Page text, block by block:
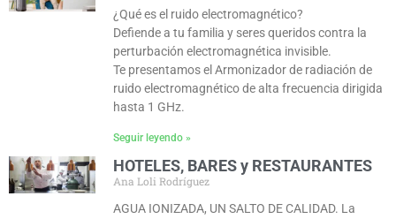
¿Qué es el ruido electromagnético?
Defiende a tu familia y seres queridos contra la
perturbación electromagnética invisible.
Te presentamos el Armonizador de radiación de
ruido electromagnético de alta frecuencia dirigida
hasta 1 GHz.
Seguir leyendo »
HOTELES, BARES y RESTAURANTES
Ana Loli Rodríguez
AGUA IONIZADA, UN SALTO DE CALIDAD. La